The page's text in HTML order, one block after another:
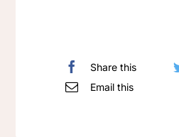
Share this
Email this